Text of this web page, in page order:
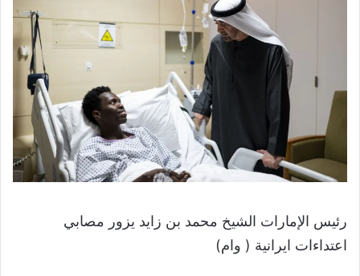
رئيس الإمارات الشيخ محمد بن زايد يزور مصابي
اعتداءات ايرانية ( وام)